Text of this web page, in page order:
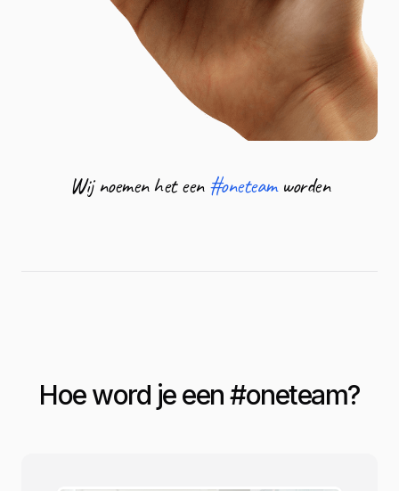
Wij noemen het een #oneteam worden
Hoe word je een #oneteam?